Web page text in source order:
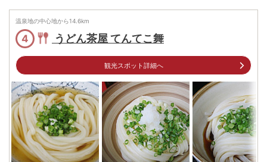
電話番号 0877792262
※ 掲載情報は変更になる場合があります。最新の内容はご利用前にご自身でお
問合せください。
※ 料金情報は税込・税抜表記が混ざっております。正しい金額はご利用前にご
自身でお問合せください。
温泉地の中心地から14.6km
4 うどん茶屋 てんてこ舞
観光スポット詳細へ